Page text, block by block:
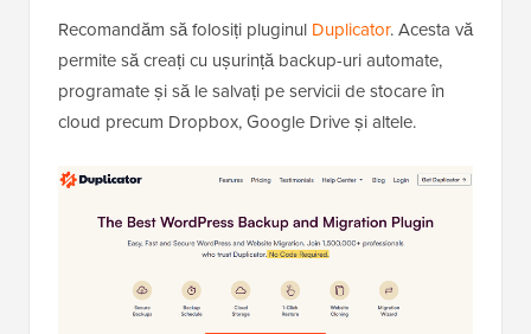
Recomandăm să folosiți pluginul Duplicator. Acesta vă
permite să creați cu ușurință backup-uri automate,
programate și să le salvați pe servicii de stocare în
cloud precum Dropbox, Google Drive și altele.